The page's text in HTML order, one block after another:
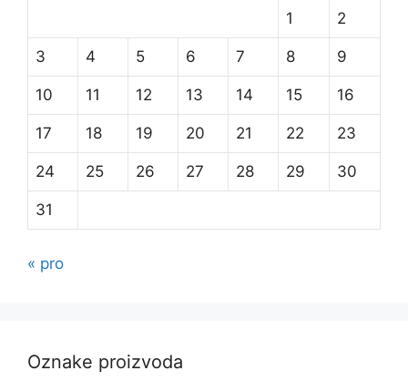
1 2
3 4 5 6 7 8 9
10 11 12 13 14 15 16
17 18 19 20 21 22 23
24 25 26 27 28 29 30
31
« pro
Oznake proizvoda